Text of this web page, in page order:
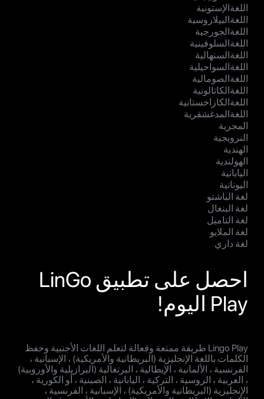
اللغةالإستونية
اللغةالبيلاروسية
اللغةالجورجية
اللغةالسلوفينية
اللغةالسنهالية
اللغةالسواحيلية
اللغةالصومالية
اللغةالكاتالونية
اللغةالكازاخستانية
اللغةالمدغشقرية
المجرية
النرويجية
الهندية
الهولندية
اليابانية
اليونانية
لغة الباشتو
لغة البنغال
لغة التاميل
لغة الملايو
لغة داري
احصل على تطبيق LinGo
Play اليوم!
Lingo Play طريقة ممتعة وفعالة لتعلم اللغات الأجنبية وحفظ
الكلمات باللغة الإنجليزية (البريطانية والأمريكية) ، الإسبانية ،
الفرنسية ، الألمانية ، الإيطالية ، البرتغالية (البرازيلية والأوروبية)
، العربية ، الروسية ، التركية ، اليابانية ، الصينية ، أو الكورية ،
الإنجليزية (البريطانية والأمريكية) ، الإسبانية ، الفرنسية ،